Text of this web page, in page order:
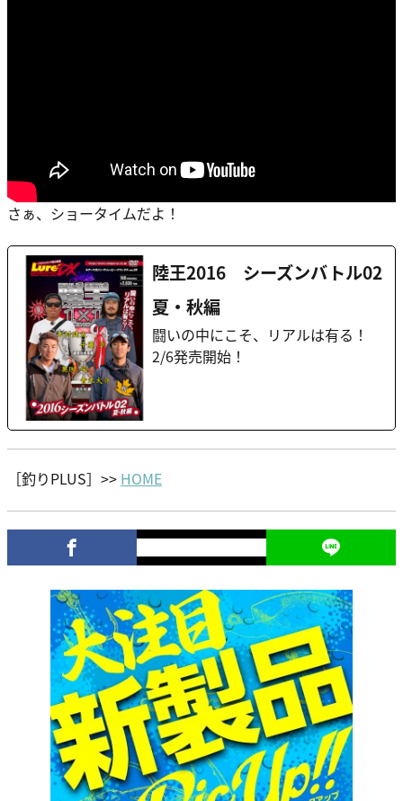
さぁ、ショータイムだよ！
陸王2016 シーズンバトル02
夏・秋編
闘いの中にこそ、リアルは有る！
2/6発売開始！
［釣りPLUS］>> HOME